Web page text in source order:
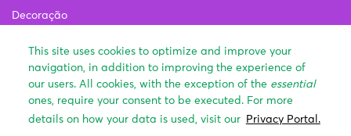
This site uses cookies to optimize and improve your
navigation, in addition to improving the experience of
our users. All cookies, with the exception of the essential
ones, require your consent to be executed. For more
details on how your data is used, visit our
Privacy Portal.
Decoração
Estilo de vida
Comprando um Apê
Onde Morar
INSTITUCIONAL